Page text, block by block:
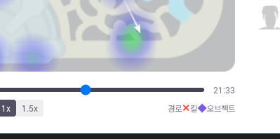
25:43
1x 1.5x 경로✕킬◆오브젝트